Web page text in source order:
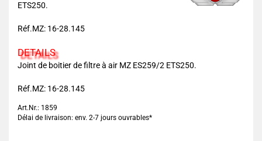
ETS250.
Réf.MZ: 16-28.145
DETAILS
Joint de boitier de filtre à air MZ ES259/2 ETS250.
Réf.MZ: 16-28.145
Art.Nr.: 1859
Délai de livraison: env. 2-7 jours ouvrables*